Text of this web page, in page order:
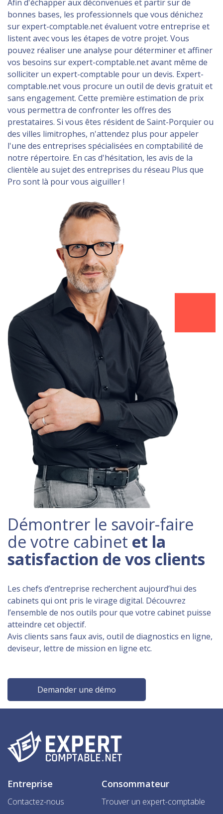
Afin d'échapper aux déconvenues et partir sur de
bonnes bases, les professionnels que vous dénichez
sur expert-comptable.net évaluent votre entreprise et
listent avec vous les étapes de votre projet. Vous
pouvez réaliser une analyse pour déterminer et affiner
vos besoins sur expert-comptable.net avant même de
solliciter un expert-comptable pour un devis. Expert-
comptable.net vous procure un outil de devis gratuit et
sans engagement. Cette première estimation de prix
vous permettra de confronter les offres des
prestataires. Si vous êtes résident de Saint-Porquier ou
des villes limitrophes, n'attendez plus pour appeler
l'une des entreprises spécialisées en comptabilité de
notre répertoire. En cas d'hésitation, les avis de la
clientèle au sujet des entreprises du réseau Plus que
Pro sont là pour vous aiguiller !
Démontrer le savoir-faire
de votre cabinet et la
satisfaction de vos clients
Les chefs d’entreprise recherchent aujourd’hui des
cabinets qui ont pris le virage digital. Découvrez
l’ensemble de nos outils pour que votre cabinet puisse
atteindre cet objectif.
Avis clients sans faux avis, outil de diagnostics en ligne,
deviseur, lettre de mission en ligne etc.
Demander une démo
Entreprise
Contactez-nous
Consommateur
Trouver un expert-comptable